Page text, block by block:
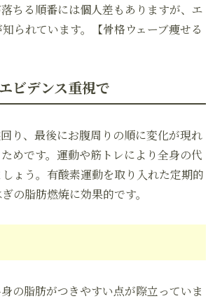
ちる順番には個人差もありますが、エ
られています。【骨格ウェーブ痩せる
ビデンス重視で
り、最後にお腹周りの順に変化が現れ
めです。運動や筋トレにより全身の代
ょう。有酸素運動を取り入れた定期的
の脂肪燃焼に効果的です。
の脂肪がつきやすい点が際立っていま